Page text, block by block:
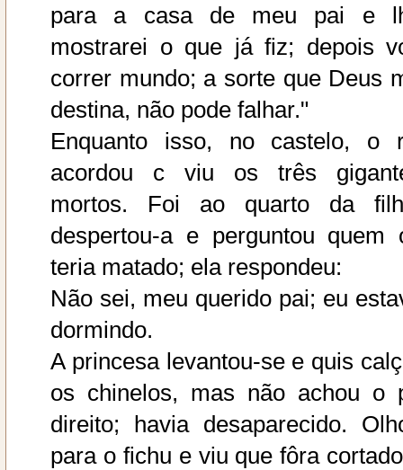
para a casa de meu pai e
mostrarei o que já fiz; depois
correr mundo; a sorte que Deus
destina, não pode falhar."
Enquanto isso, no castelo, o
acordou c viu os três
mortos. Foi ao quarto da
despertou-a e perguntou quem
teria matado; ela respondeu:
Não sei, meu querido pai; eu
dormindo.
A princesa levantou-se e quis
os chinelos, mas não achou o
direito; havia desaparecido.
para o fichu e viu que fôra